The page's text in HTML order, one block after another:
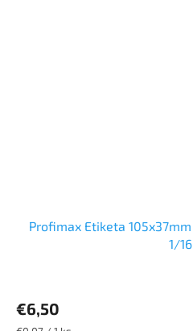
Profimax Etiketa
1/16
produktu
je
€6,50